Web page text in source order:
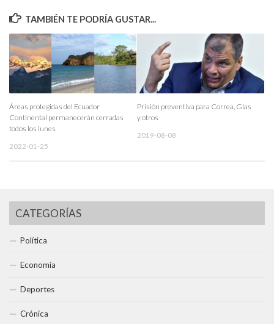
TAMBIÉN TE PODRÍA GUSTAR...
Áreas protegidas del Ecuador
Continental permanecerán cerradas
todos los lunes
2022-01-25
Prisión preventiva para Correa, Glas
y otros
2019-08-08
CATEGORÍAS
Política
Economía
Deportes
Crónica